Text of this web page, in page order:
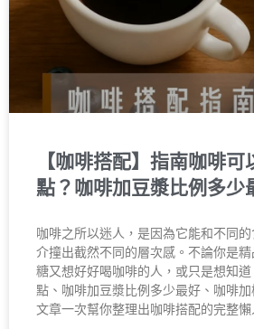
【咖啡搭配】指南咖啡
點？咖啡加豆漿比例多少
咖啡之所以迷人，是因為它能和不同
介撞出截然不同的層次感。不論你是
糖又想好好喝咖啡的人，或只是想知
點、咖啡加豆漿比例多少最好、咖啡
文章一次幫你整理出咖啡搭配的完整懶